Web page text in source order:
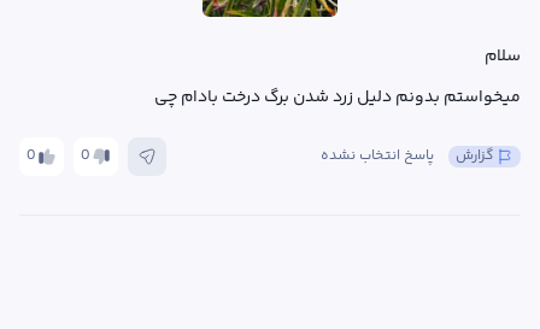
میخواستم بدونم دلیل زرد شدن برگ درخت بادام چی
0 0 پاسخ انتخاب نشده گزارش